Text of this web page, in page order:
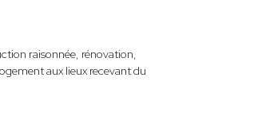
raisonnée, rénovation,
aux lieux recevant du